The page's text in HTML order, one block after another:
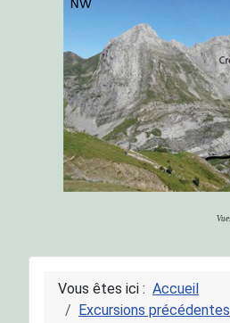
Vous êtes ici : Accueil
Excursions précédentes